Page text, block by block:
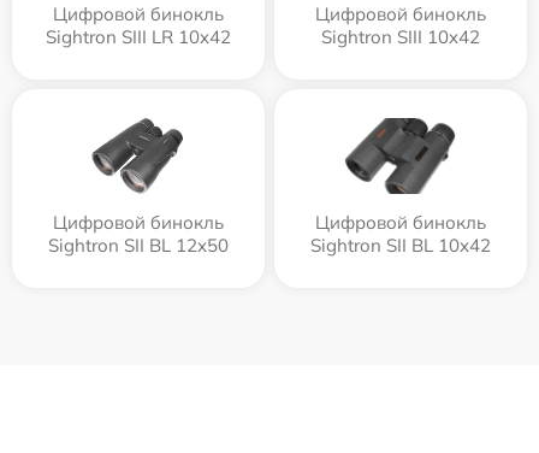
Цифровой бинокль
Sightron SIII LR 10x42
Цифровой бинокль
Sightron SIII 10x42
Цифровой бинокль
Sightron SII BL 12x50
Цифровой бинокль
Sightron SII BL 10x42